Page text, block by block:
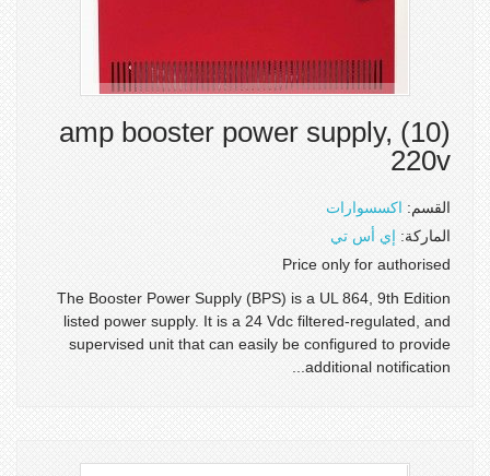
(10) amp booster power supply,
220v
القسم: اكسسوارات
الماركة: إي أس تي
Price only for authorised
The Booster Power Supply (BPS) is a UL 864, 9th Edition
listed power supply. It is a 24 Vdc filtered-regulated, and
supervised unit that can easily be configured to provide
additional notification...